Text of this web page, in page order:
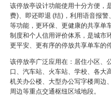
该停放亭设计功能使用十分方便，
费)、即还即退 (结)，利用语音报警
等功能，更环保、更健康的共享单
制度和个人信用评价体系，是城市
更平安、更有序的停放共享单车的
该停放亭广泛应用在：居住小区、
口、汽车站、火车站、学校、各大
机关办公楼、大型办公写字楼周边
周边等重点交通枢纽区域地段。